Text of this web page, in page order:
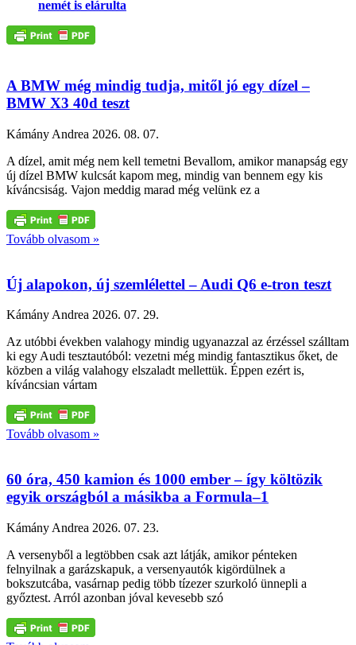
nemét is elárulta
A BMW még mindig tudja, mitől jó egy dízel –
BMW X3 40d teszt
Kámány Andrea 2026. 08. 07.
A dízel, amit még nem kell temetni Bevallom, amikor manapság egy
új dízel BMW kulcsát kapom meg, mindig van bennem egy kis
kíváncsiság. Vajon meddig marad még velünk ez a
Tovább olvasom »
Új alapokon, új szemlélettel – Audi Q6 e-tron teszt
Kámány Andrea 2026. 07. 29.
Az utóbbi években valahogy mindig ugyanazzal az érzéssel szálltam
ki egy Audi tesztautóból: vezetni még mindig fantasztikus őket, de
közben a világ valahogy elszaladt mellettük. Éppen ezért is,
kíváncsian vártam
Tovább olvasom »
60 óra, 450 kamion és 1000 ember – így költözik
egyik országból a másikba a Formula–1
Kámány Andrea 2026. 07. 23.
A versenyből a legtöbben csak azt látják, amikor pénteken
felnyilnak a garázskapuk, a versenyautók kigördülnek a
bokszutcába, vasárnap pedig több tízezer szurkoló ünnepli a
győztest. Arról azonban jóval kevesebb szó